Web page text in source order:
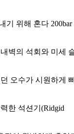
기 위해 혼다 200bar
벽의 석회와 미세
오수가 시원하게
한 석션기(Ridgid